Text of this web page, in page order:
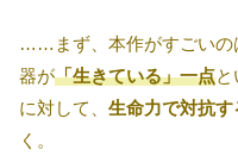
……まず、本作がすごいの
器が「生きている」一点
に対して、 生命力で対抗
く。